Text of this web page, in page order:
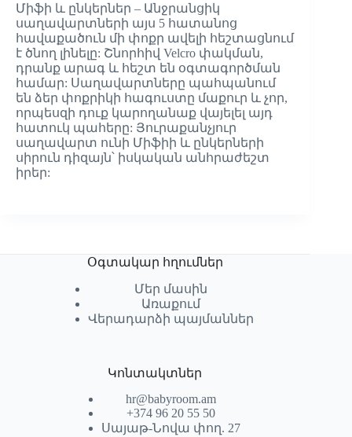
Միֆի և ընկերներ – Անջրանցիկ
սաղավարտների այս 5 հատանոց
հավաքածուն մի փոքր ավելի հեշտացնում
է ծնող լինելը: Շնորհիվ Velcro փակման,
դրանք արագ և հեշտ են օգտագործման
համար: Սաղավարտները պահպանում
են ձեր փոքրիկի հագուստը մաքուր և չոր,
որպեսզի դուք կարողանաք վայելել այդ
հատուկ պահերը: Յուրաքանչյուր
սաղավարտ ունի Միֆիի և ընկերների
սիրուն դիզայն՝ իսկական անհրաժեշտ
իրեր:
Օգտակար հղումներ
Մեր մասին
Առաքում
Վերադարձի պայմաններ
Կոնտակտներ
hr@babyroom.am
+374 96 20 55 50
Սայաթ-Նովա փող. 27